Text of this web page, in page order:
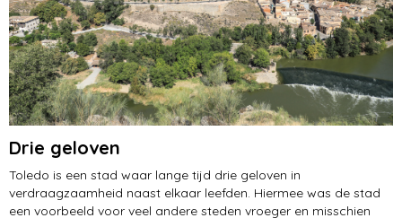
Drie geloven
Toledo is een stad waar lange tijd drie geloven in
verdraagzaamheid naast elkaar leefden. Hiermee was de stad
een voorbeeld voor veel andere steden vroeger en misschien